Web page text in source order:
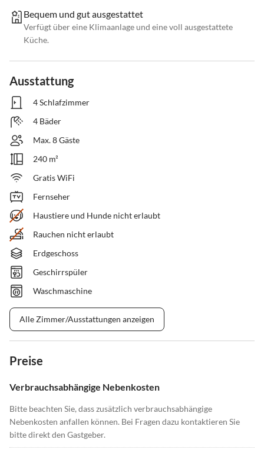
Bequem und gut ausgestattet
Verfügt über eine Klimaanlage und eine voll ausgestattete
Küche.
Ausstattung
4 Schlafzimmer
4 Bäder
Max. 8 Gäste
240 m²
Gratis WiFi
Fernseher
Haustiere und Hunde nicht erlaubt
Rauchen nicht erlaubt
Erdgeschoss
Geschirrspüler
Waschmaschine
Alle Zimmer/Ausstattungen anzeigen
Preise
Verbrauchsabhängige Nebenkosten
Bitte beachten Sie, dass zusätzlich verbrauchsabhängige
Nebenkosten anfallen können. Bei Fragen dazu kontaktieren Sie
bitte direkt den Gastgeber.